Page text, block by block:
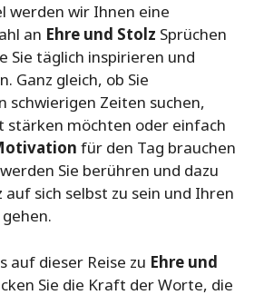
werden wir Ihnen eine
an Ehre und Stolz Sprüchen
Sie täglich inspirieren und
Ganz gleich, ob Sie
schwierigen Zeiten suchen,
stärken möchten oder einfach
für den Tag brauchen
Sie berühren und dazu
sich selbst zu sein und Ihren
auf dieser Reise zu Ehre und
Sie die Kraft der Worte, die